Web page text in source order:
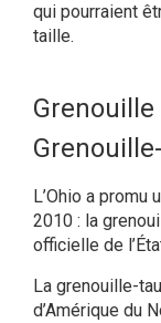
qui pourraient
taille.
L’Ohio a promu
2010 : la
officielle de
La grenouille-
d’Amérique du